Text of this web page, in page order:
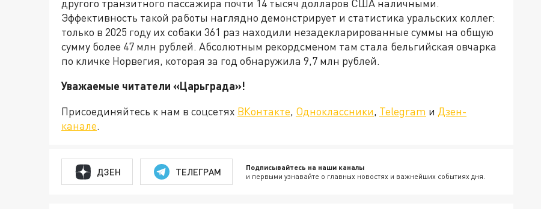
другого транзитного пассажира почти 14 тысяч долларов США наличными.
Эффективность такой работы наглядно демонстрирует и статистика уральских коллег:
только в 2025 году их собаки 361 раз находили незадекларированные суммы на общую
сумму более 47 млн рублей. Абсолютным рекордсменом там стала бельгийская овчарка
по кличке Норвегия, которая за год обнаружила 9,7 млн рублей.
Уважаемые читатели «Царьграда»!
Присоединяйтесь к нам в соцсетях ВКонтакте, Одноклассники, Telegram и Дзен-
канале.
ДЗЕН ТЕЛЕГРАМ Подписывайтесь на наши каналы
и первыми узнавайте о главных новостях и важнейших событиях дня.